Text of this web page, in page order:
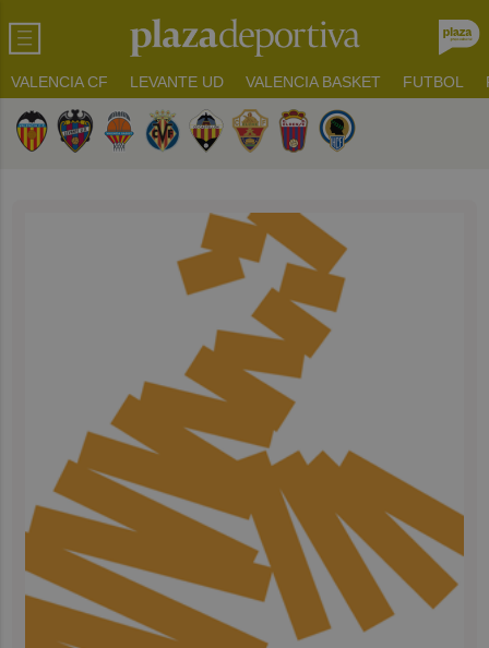
VALENCIA CF LEVANTE UD VALENCIA BASKET FUTBOL